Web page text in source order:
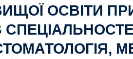
ОСВІТИ